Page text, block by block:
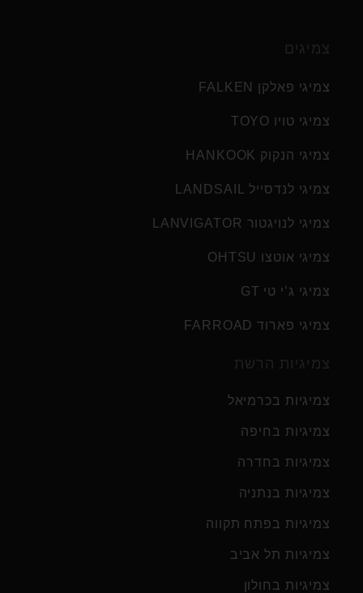
צמיגים
צמיגי פאלקן FALKEN
צמיגי טויו TOYO
צמיגי הנקוק HANKOOK
צמיגי לנדסייל LANDSAIL
צמיגי לנויגטור LANVIGATOR
צמיגי אוטצו OHTSU
צמיגי ג’י טי GT
צמיגי פארוד FARROAD
צמיגיות הרשת
צמיגיות בכרמיאל
צמיגיות בחיפה
צמיגיות בחדרה
צמיגיות בנתניה
צמיגיות בפתח תקווה
צמיגיות תל אביב
צמיגיות בחולון